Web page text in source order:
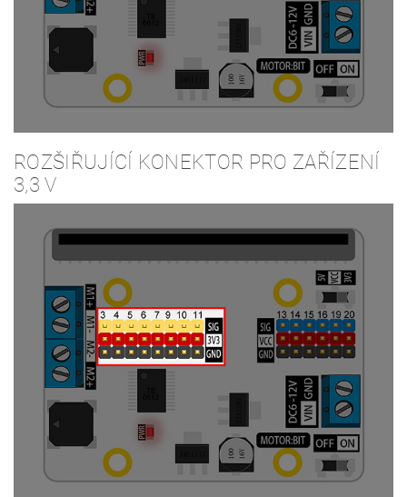
ROZŠIŘUJÍCÍ KONEKTOR PRO ZAŘÍZENÍ
3,3 V